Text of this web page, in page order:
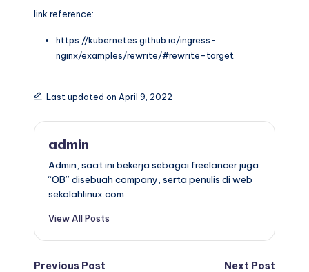
link reference:
https://kubernetes.github.io/ingress-
nginx/examples/rewrite/#rewrite-target
Last updated on April 9, 2022
admin
Admin, saat ini bekerja sebagai freelancer juga
“OB” disebuah company, serta penulis di web
sekolahlinux.com
View All Posts
Previous Post
Next Post